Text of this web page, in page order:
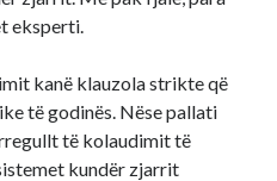
eksperti.
kanë klauzola strikte që
të godinës. Nëse pallati
të kolaudimit të
kundër zjarrit